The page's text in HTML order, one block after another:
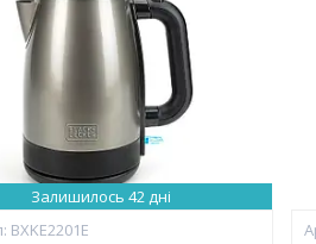
Залишилось 42 дні
BXKE2201E